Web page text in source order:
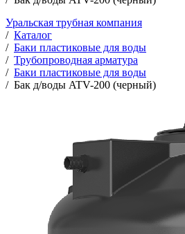
Уральская трубная компания
/ Каталог
/ Баки пластиковые для воды
/ Трубопроводная арматура
/ Баки пластиковые для воды
/ Бак д/воды ATV-200 (черный)